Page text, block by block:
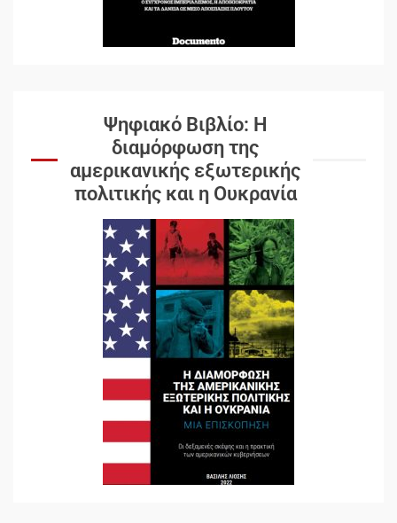
Ψηφιακό Βιβλίο: Η
διαμόρφωση της
αμερικανικής εξωτερικής
πολιτικής και η Ουκρανία